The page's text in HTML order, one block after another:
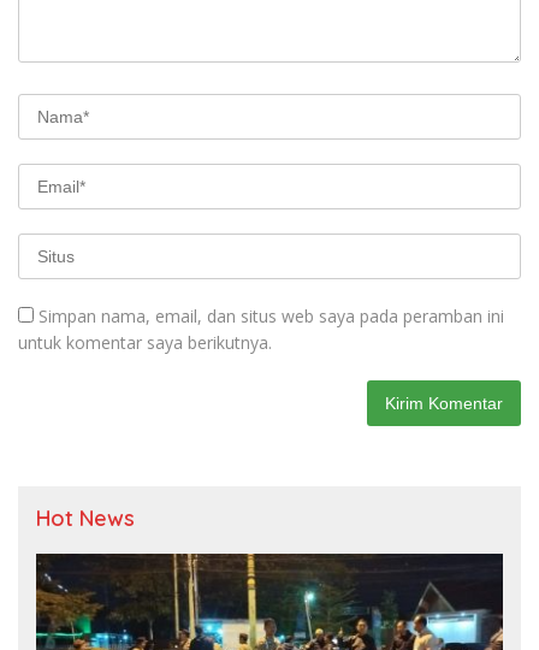
Simpan nama, email, dan situs web saya pada peramban ini
untuk komentar saya berikutnya.
Hot News